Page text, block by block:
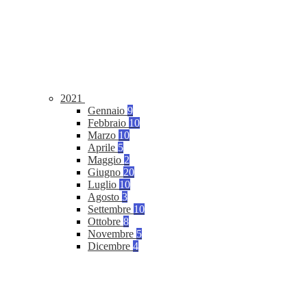
2021
Gennaio 9
Febbraio 10
Marzo 10
Aprile 5
Maggio 2
Giugno 20
Luglio 10
Agosto 3
Settembre 10
Ottobre 8
Novembre 5
Dicembre 4